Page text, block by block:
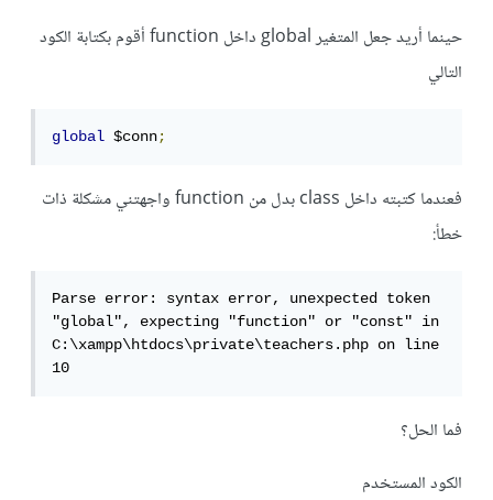
حينما أريد جعل المتغير global داخل function أقوم بكتابة الكود
التالي
global $conn;
فعندما كتبته داخل class بدل من function واجهتني مشكلة ذات
خطأ:
Parse error: syntax error, unexpected token
"global", expecting "function" or "const" in
C:\xampp\htdocs\private\teachers.php on line
10
فما الحل؟
الكود المستخدم